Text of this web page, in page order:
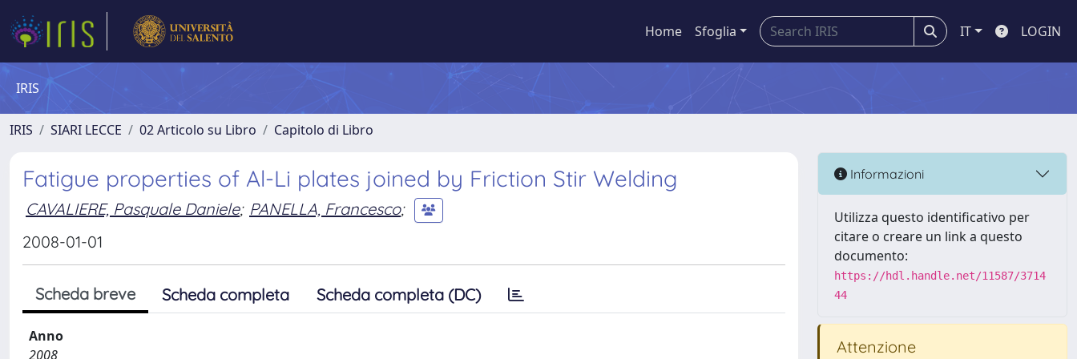
Home Sfoglia IT LOGIN
IRIS
IRIS SIARI LECCE 02 Articolo su Libro Capitolo di Libro
Fatigue properties of Al-Li plates joined by Friction Stir Welding
CAVALIERE, Pasquale Daniele; PANELLA, Francesco;
2008-01-01
Scheda breve Scheda completa Scheda completa (DC)
Anno
2008
Informazioni
Utilizza questo identificativo per
citare o creare un link a questo
documento:
https://hdl.handle.net/11587/3714
44
Attenzione